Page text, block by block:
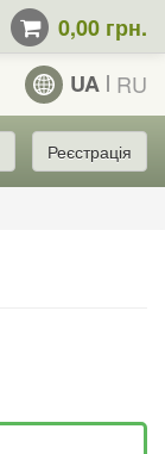
0,00 грн.
UA RU
Реєстрація